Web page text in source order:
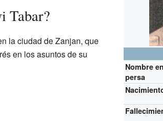
Nombre en
persa
Tabar?
la ciudad de Zanjan, que
en los asuntos de su